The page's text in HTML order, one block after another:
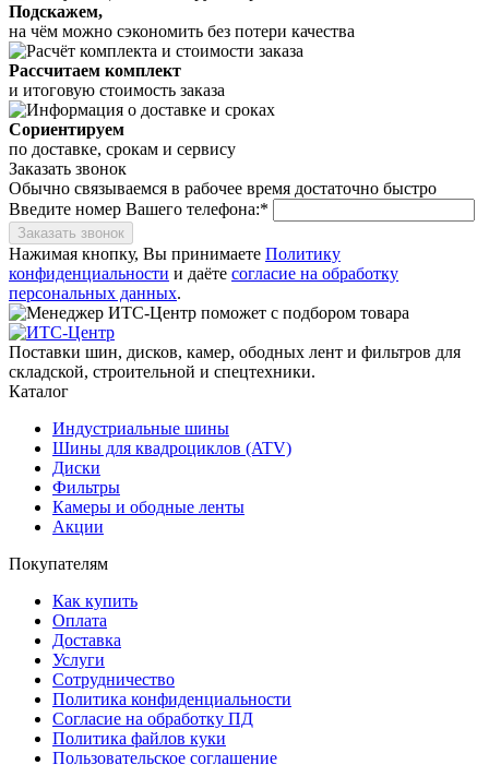
Подскажем,
на чём можно сэкономить без потери качества
Рассчитаем комплект
и итоговую стоимость заказа
Сориентируем
по доставке, срокам и сервису
Заказать звонок
Обычно связываемся в рабочее время достаточно быстро
Введите номер Вашего телефона:*
Заказать звонок
Нажимая кнопку, Вы принимаете Политику
конфиденциальности и даёте согласие на обработку
персональных данных.
Поставки шин, дисков, камер, ободных лент и фильтров для
складской, строительной и спецтехники.
Каталог
Индустриальные шины
Шины для квадроциклов (ATV)
Диски
Фильтры
Камеры и ободные ленты
Акции
Покупателям
Как купить
Оплата
Доставка
Услуги
Сотрудничество
Политика конфиденциальности
Согласие на обработку ПД
Политика файлов куки
Пользовательское соглашение